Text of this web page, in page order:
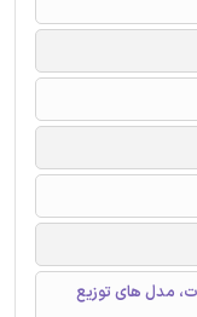
مدل های توزیع